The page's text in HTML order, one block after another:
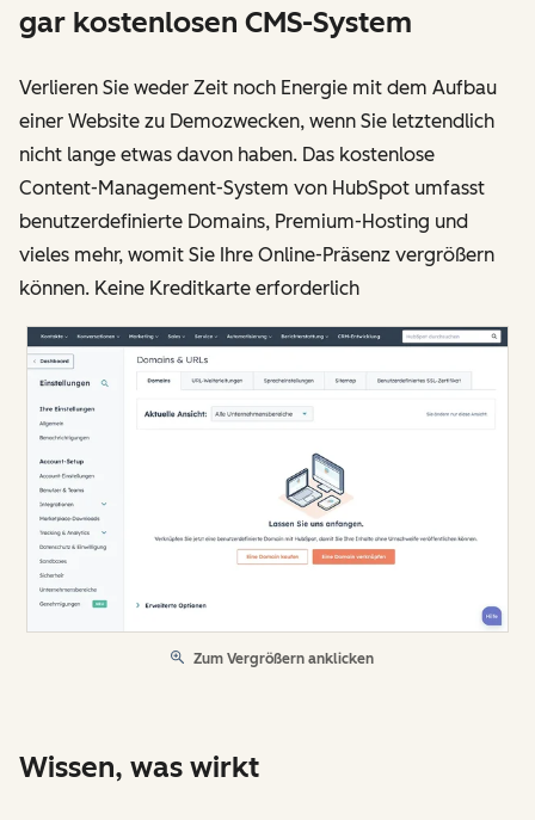
gar kostenlosen CMS-System
Verlieren Sie weder Zeit noch Energie mit dem Aufbau
einer Website zu Demozwecken, wenn Sie letztendlich
nicht lange etwas davon haben. Das kostenlose
Content-Management-System von HubSpot umfasst
benutzerdefinierte Domains, Premium-Hosting und
vieles mehr, womit Sie Ihre Online-Präsenz vergrößern
können. Keine Kreditkarte erforderlich
Zum Vergrößern anklicken
Wissen, was wirkt